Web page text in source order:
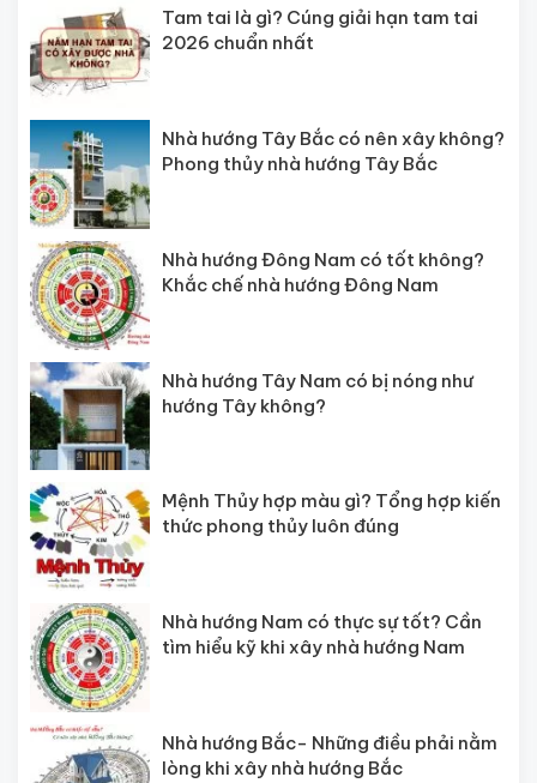
Tam tai là gì? Cúng giải hạn tam tai
2026 chuẩn nhất
Nhà hướng Tây Bắc có nên xây không?
Phong thủy nhà hướng Tây Bắc
Nhà hướng Đông Nam có tốt không?
Khắc chế nhà hướng Đông Nam
Nhà hướng Tây Nam có bị nóng như
hướng Tây không?
Mệnh Thủy hợp màu gì? Tổng hợp kiến
thức phong thủy luôn đúng
Nhà hướng Nam có thực sự tốt? Cần
tìm hiểu kỹ khi xây nhà hướng Nam
Nhà hướng Bắc- Những điều phải nằm
lòng khi xây nhà hướng Bắc